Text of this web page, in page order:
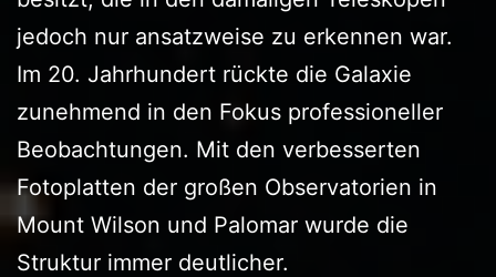
jedoch nur ansatzweise zu erkennen war.
Im 20. Jahrhundert rückte die Galaxie
zunehmend in den Fokus professioneller
Beobachtungen. Mit den verbesserten
Fotoplatten der großen Observatorien in
Mount Wilson und Palomar wurde die
Struktur immer deutlicher.